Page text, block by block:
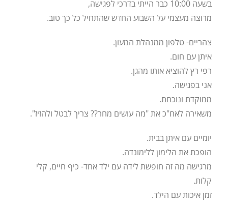
בשעה 10:00 כבר הייתי בדרכי לפגישה,
מרוצה מעצמי על השבוע החדש שהתחיל כל כך טוב.
צהריים- טלפון ממנהלת המעון.
איתן עם חום.
רפי רץ להוציא אותו מהגן.
אני בפגישה.
ממוקדת ונוכחת.
משאירה לאח"כ את "מה עושים מחר?? צריך לבטל ולהזיז".
יומיים עם איתן בבית.
הופכת את הלימון ללימונדה.
מרגישה מה זה חופשת לידה עם ילד אחד- כיף חיים, קלי
קלות.
זמן איכות עם הילד.